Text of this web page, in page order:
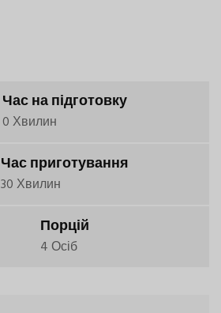
Час на підготовку
0 Хвилин
Час приготування
30 Хвилин
Порцій
4 Осіб